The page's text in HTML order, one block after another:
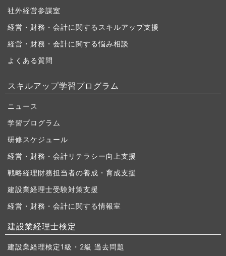
社外経営参謀室
経営・財務・会計に関するスキルアップ支援
経営・財務・会計に関する悩み相談
よくある質問
スキルアップ学習プログラム
ニュース
学習プログラム
研修スケジュール
経営・財務・会計リテラシー向上支援
戦略経理財務担当者の養成・育成支援
建設業経理士受験対策支援
経営・財務・会計に関する情報室
建設業経理士検定
建設業経理検定1級・2級 過去問題